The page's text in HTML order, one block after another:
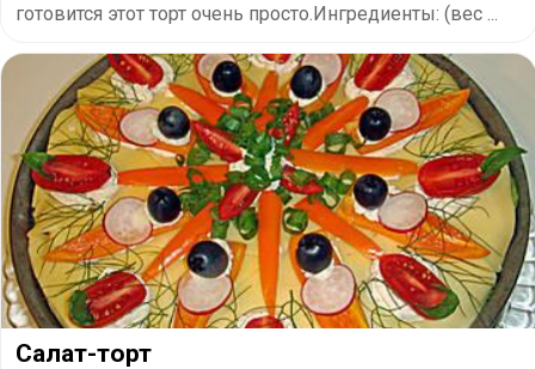
готовится этот торт очень просто.Ингредиенты: (вес ...
Салат-торт